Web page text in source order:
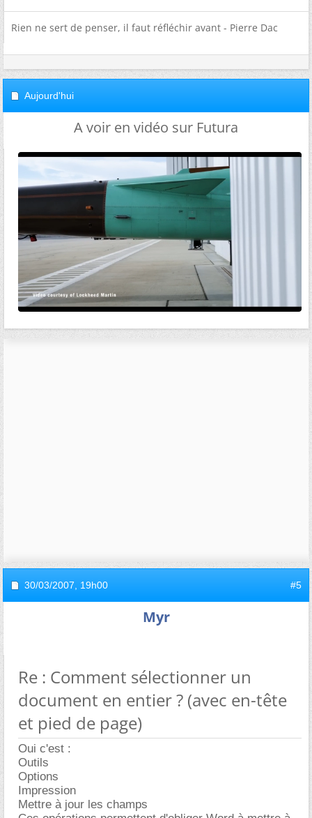
Rien ne sert de penser, il faut réfléchir avant - Pierre Dac
Aujourd'hui
A voir en vidéo sur Futura
30/03/2007, 19h00 #5
Myr
Re : Comment sélectionner un
document en entier ? (avec en-tête
et pied de page)
Oui c'est :
Outils
Options
Impression
Mettre à jour les champs